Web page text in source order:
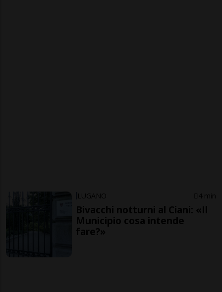
LUGANO 4 min
Bivacchi notturni al Ciani: «Il
Municipio cosa intende
fare?»